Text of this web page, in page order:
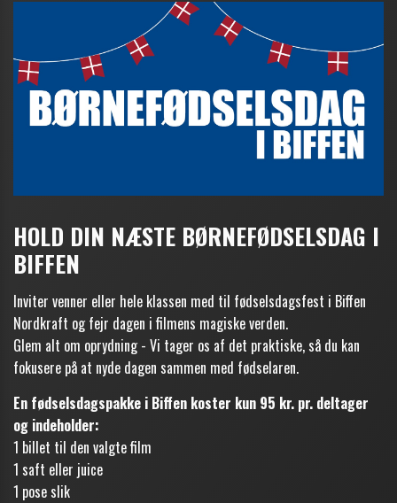
HOLD DIN NÆSTE BØRNEFØDSELSDAG I
BIFFEN
Inviter venner eller hele klassen med til fødselsdagsfest i Biffen
Nordkraft og fejr dagen i filmens magiske verden.
Glem alt om oprydning - Vi tager os af det praktiske, så du kan
fokusere på at nyde dagen sammen med fødselaren.
En fødselsdagspakke i Biffen koster kun 95 kr. pr. deltager
og indeholder:
1 billet til den valgte film
1 saft eller juice
1 pose slik